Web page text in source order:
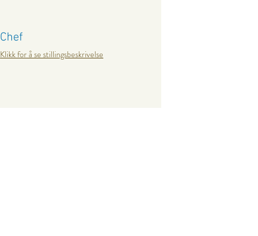
Chef
Klikk for å se stillingsbeskrivelse